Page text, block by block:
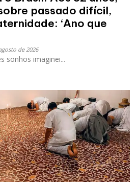
passado difícil,
‘Ano que
de 2026
sonhos imaginei...